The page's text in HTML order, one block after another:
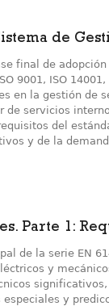
de
final de
9001, ISO
en la gestión de
de servicios
del
y de la
Parte 1:
de la serie EN
y
especiales y